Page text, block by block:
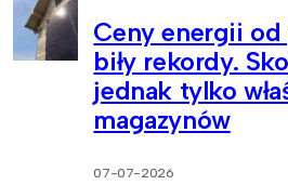
Ceny energii
biły rekordy.
jednak tylko
magazynów
07-07-2026